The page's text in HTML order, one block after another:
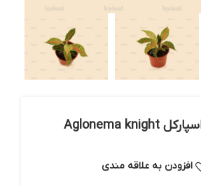
آگلونما نایت اسپارکل Aglonema knight
افزودن به علاقه مندی